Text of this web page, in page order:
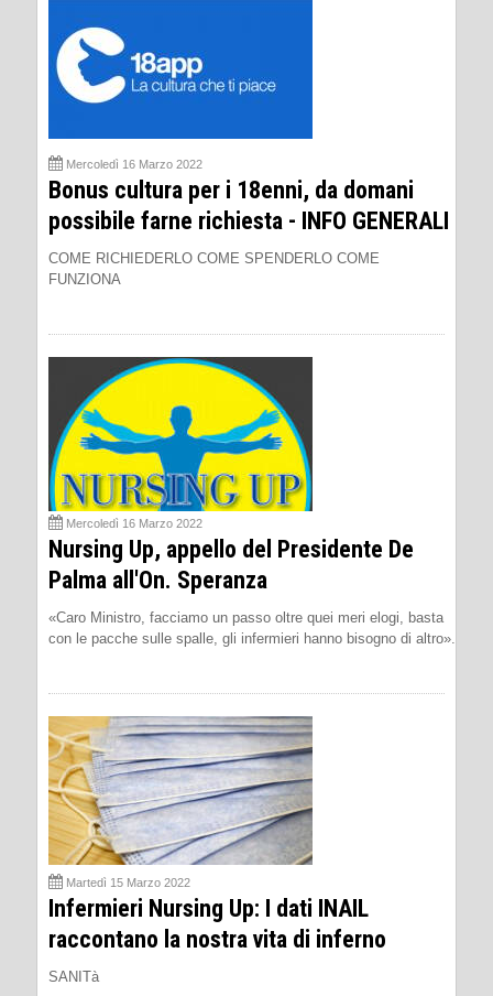
Mercoledì 16 Marzo 2022
Bonus cultura per i 18enni, da domani
possibile farne richiesta - INFO GENERALI
COME RICHIEDERLO COME SPENDERLO COME
FUNZIONA
Mercoledì 16 Marzo 2022
Nursing Up, appello del Presidente De
Palma all'On. Speranza
«Caro Ministro, facciamo un passo oltre quei meri elogi, basta
con le pacche sulle spalle, gli infermieri hanno bisogno di altro».
Martedì 15 Marzo 2022
Infermieri Nursing Up: I dati INAIL
raccontano la nostra vita di inferno
SANITà